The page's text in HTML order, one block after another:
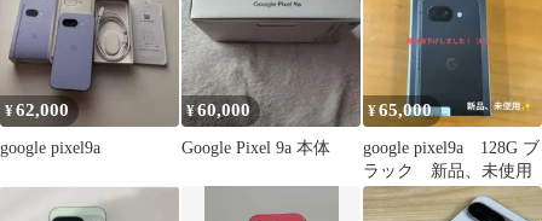
¥62,000
google pixel9a
¥60,000
Google Pixel 9a 本体
¥65,000
google pixel9a 128G ブ
ラック 新品、未使用